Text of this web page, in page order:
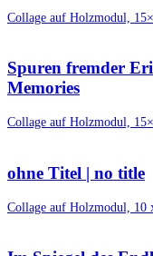
Collage auf Holzmodul,
Spuren fremder
Memories
Collage auf Holzmodul,
ohne Titel | no title
Collage auf Holzmodul, 10